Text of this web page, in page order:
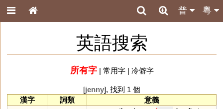
粵
普
英語搜索
所有字| 常用字| 冷僻字
[jenny], 找到 1 個
漢字
詞類
意義